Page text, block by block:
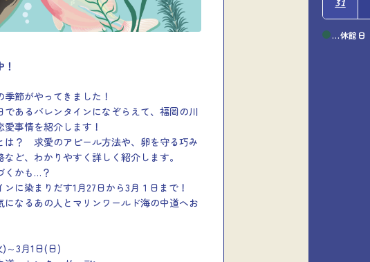
！
節がやってきました！
あるバレンタインになぞらえて、福岡の川
事情を紹介します！
は？ 求愛のアピール方法や、卵を守る巧み
ど、わかりやすく詳しく紹介します。
くかも…？
に染まりだす1月27日から3月１日まで！
なるあの人とマリンワールド海の中道へお
～3月1日(日)
31
…休館日